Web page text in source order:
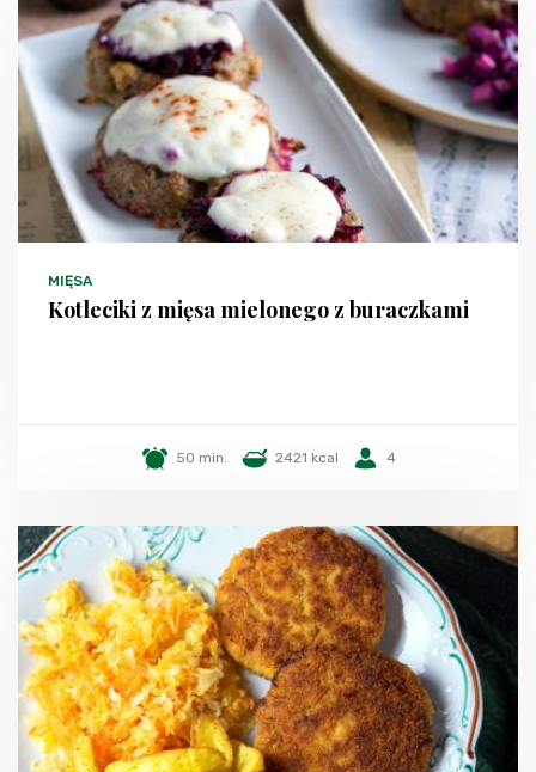
MIĘSA
Kotleciki z mięsa mielonego z buraczkami
50 min. 2421 kcal 4